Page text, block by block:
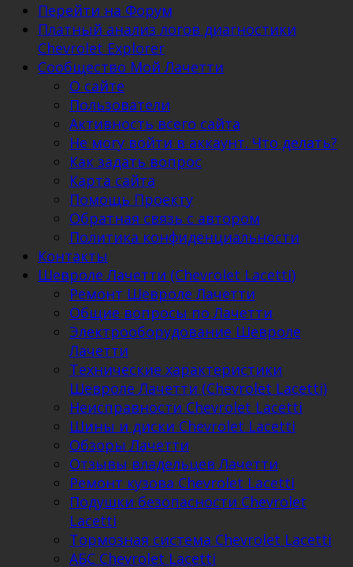
Перейти на Форум
Платный анализ логов диагностики
Chevrolet Explorer
Сообщество Мой Лачетти
О сайте
Пользователи
Активность всего сайта
Не могу войти в аккаунт. Что делать?
Как задать вопрос
Карта сайта
Помощь Проекту
Обратная связь с автором
Политика конфиденциальности
Контакты
Шевроле Лачетти (Chevrolet Lacetti)
Ремонт Шевроле Лачетти
Общие вопросы по Лачетти
Электрооборудование Шевроле
Лачетти
Технические характеристики
Шевроле Лачетти (Chevrolet Lacetti)
Неисправности Chevrolet Lacetti
Шины и диски Chevrolet Lacetti
Обзоры Лачетти
Отзывы владельцев Лачетти
Ремонт кузова Chevrolet Lacetti
Подушки безопасности Chevrolet
Lacetti
Тормозная система Chevrolet Lacetti
АБС Chevrolet Lacetti